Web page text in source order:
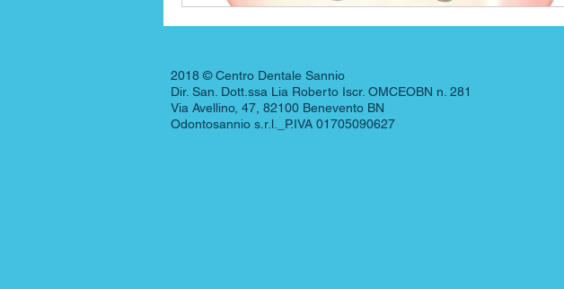
2018 © Centro Dentale Sannio
Dir. San. Dott.ssa Lia Roberto Iscr. OMCEOBN n. 281
Via Avellino, 47, 82100 Benevento BN
Odontosannio s.r.l._P.IVA 01705090627